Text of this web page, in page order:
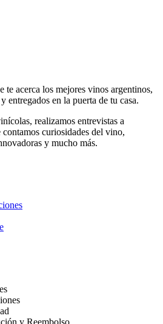
te acerca los mejores vinos argentinos,
entregados en la puerta de tu casa.
realizamos entrevistas a
curiosidades del vino,
y mucho más.
y Reembolso